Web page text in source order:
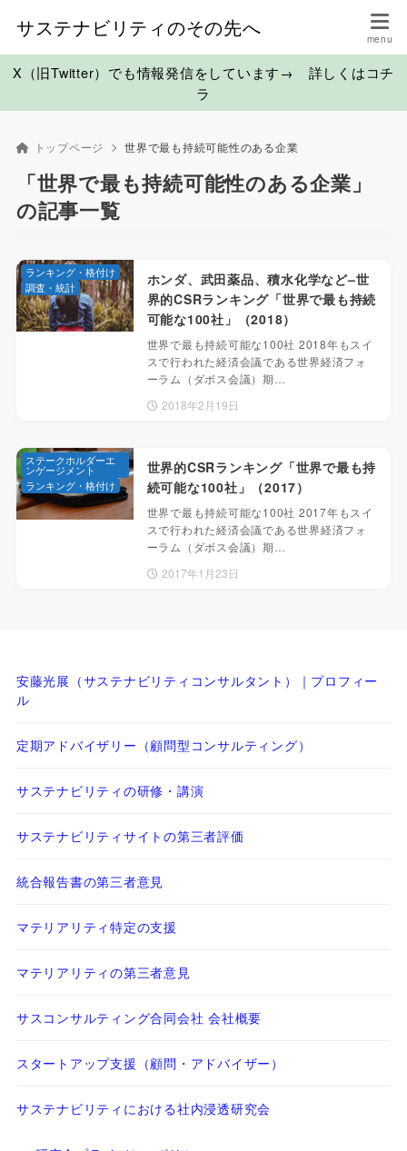
サステナビリティのその先へ
X（旧Twitter）でも情報発信をしています→ 詳しくはコチ
ラ
トップページ 世界で最も持続可能性のある企業
「世界で最も持続可能性のある企業」
の記事一覧
ホンダ、武田薬品、積水化学など–世
界的CSRランキング「世界で最も持続
可能な100社」（2018）
世界で最も持続可能な100社 2018年もスイ
スで行われた経済会議である世界経済フォ
ーラム（ダボス会議）期…
2018年2月19日
ランキング・格付け
調査・統計
世界的CSRランキング「世界で最も持
続可能な100社」（2017）
世界で最も持続可能な100社 2017年もスイ
スで行われた経済会議である世界経済フォ
ーラム（ダボス会議）期…
2017年1月23日
ステークホルダーエ
ンゲージメント
ランキング・格付け
安藤光展（サステナビリティコンサルタント）｜プロフィー
ル
定期アドバイザリー（顧問型コンサルティング）
サステナビリティの研修・講演
サステナビリティサイトの第三者評価
統合報告書の第三者意見
マテリアリティ特定の支援
マテリアリティの第三者意見
サスコンサルティング合同会社 会社概要
スタートアップ支援（顧問・アドバイザー）
サステナビリティにおける社内浸透研究会